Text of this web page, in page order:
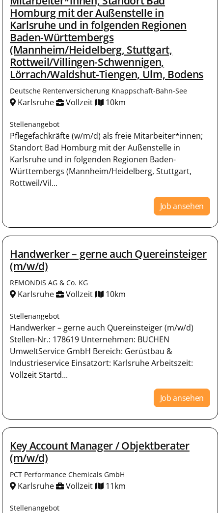
Homburg mit der Außenstelle in
Karlsruhe und in folgenden Regionen
Baden-Württembergs
(Mannheim/Heidelberg, Stuttgart,
Rottweil/Villingen-Schwennigen,
Lörrach/Waldshut-Tiengen, Ulm, Bodens
Deutsche Rentenversicherung Knappschaft-Bahn-See
Karlsruhe Vollzeit 10km
Stellenangebot
Pflegefachkräfte (w/m/d) als freie Mitarbeiter*innen;
Standort Bad Homburg mit der Außenstelle in
Karlsruhe und in folgenden Regionen Baden-
Württembergs (Mannheim/Heidelberg, Stuttgart,
Rottweil/Vil...
Job ansehen
Handwerker – gerne auch Quereinsteiger
(m/w/d)
REMONDIS AG & Co. KG
Karlsruhe Vollzeit 10km
Stellenangebot
Handwerker – gerne auch Quereinsteiger (m/w/d)
Stellen-Nr.: 178619 Unternehmen: BUCHEN
UmweltService GmbH Bereich: Gerüstbau &
Industrieservice Einsatzort: Karlsruhe Arbeitszeit:
Vollzeit Startd...
Job ansehen
Key Account Manager / Objektberater
(m/w/d)
PCT Performance Chemicals GmbH
Karlsruhe Vollzeit 11km
Stellenangebot